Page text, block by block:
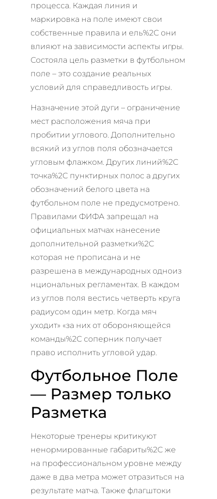
процесса. Каждая линия и
маркировка на поле имеют свои
собственные правила и ель%2C они
влияют на зависимости аспекты игры.
Состояла цель разметки в футбольном
поле – это создание реальных
условий для справедливость игры.
Назначение этой дуги – ограничение
мест расположения мяча при
пробитии углового. Дополнительно
всякий из углов поля обозначается
угловым флажком. Других линий%2C
точка%2C пунктирных полос а других
обозначений белого цвета на
футбольном поле не предусмотрено.
Правилами ФИФА запрещал на
официальных матчах нанесение
дополнительной разметки%2C
которая не прописана и не
разрешена в международных одноиз
нциональных регламентах. В каждом
из углов поля вестись четверть круга
радиусом один метр. Когда мяч
уходит» «за них от обороняющейся
команды%2C соперник получает
право исполнить угловой удар.
Футбольное Поле
— Размер только
Разметка
Некоторые тренеры критикуют
ненормированные габариты%2C же
на профессиональном уровне между
даже в два метра может отразиться на
результате матча. Также флагштоки